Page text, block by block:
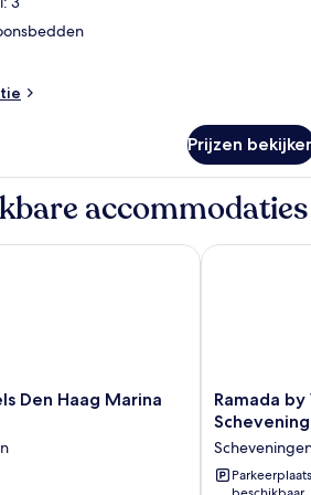
Prijzen
accommodaties
Den Haag Marina
Haag Marina Beach
Ramada
by
The
Hague
Ramada
Ramada by